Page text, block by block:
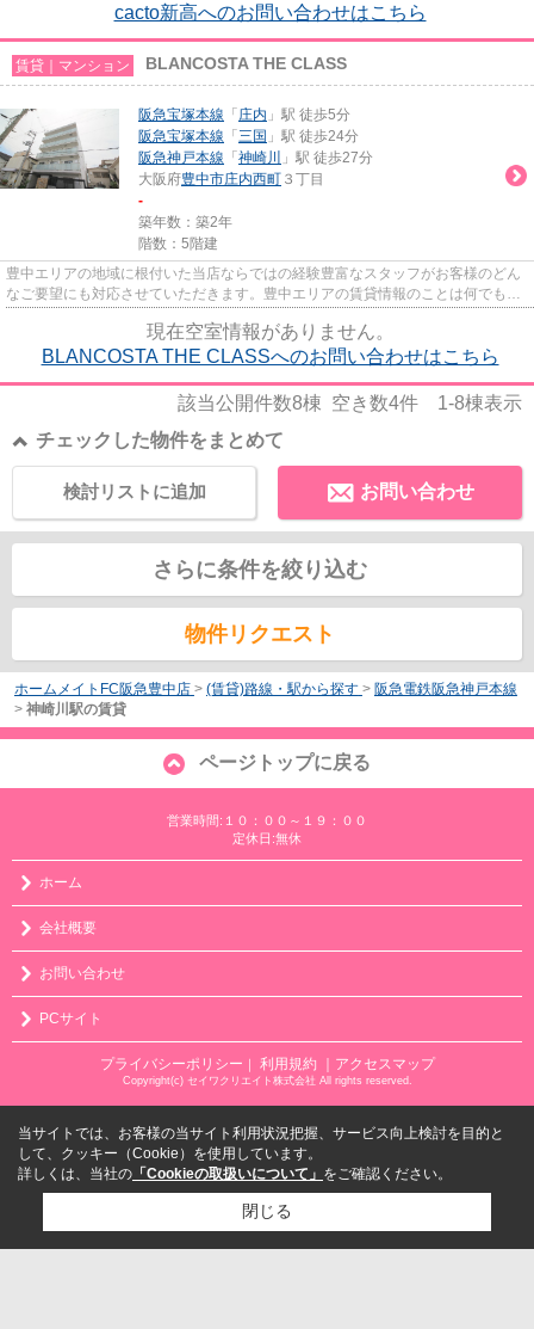
cacto新高へのお問い合わせはこちら
賃貸｜マンション BLANCOSTA THE CLASS
阪急宝塚本線 「 庄内 」駅 徒歩5分
阪急宝塚本線 「 三国 」駅 徒歩24分
阪急神戸本線 「 神崎川
」駅 徒歩27分
大阪府豊中市庄内西町 ３丁目
-
築年数：築2年
階数：5階建
豊中エリアの地域に根付いた当店ならではの経験豊富なスタッフがお客様のどん
なご要望にも対応させていただきます。豊中エリアの賃貸情報のことは何でもお
現在空室情報がありません。
BLANCOSTA THE CLASSへのお問い合わせはこちら
該当公開件数8棟 空き数4件 1-8棟表示
チェックした物件をまとめて
お問い合わせ
検討リストに追加
さらに条件を絞り込む
物件リクエスト
ホームメイトFC阪急豊中店 > (賃貸)路線・駅から探す > 阪急電鉄阪急神戸本線
> 神崎川駅の賃貸
ページトップに戻る
営業時間:１０：００～１９：００
定休日:無休
ホーム
会社概要
お問い合わせ
PCサイト
プライバシーポリシー ｜ 利用規約 ｜アクセスマップ
Copyright(c) セイワクリエイト株式会社 All rights reserved.
当サイトでは、お客様の当サイト利用状況把握、サービス向上検討を目的と
して、クッキー（Cookie）を使用しています。
詳しくは、当社の 「Cookieの取扱いについて」 をご確認ください。
閉じる